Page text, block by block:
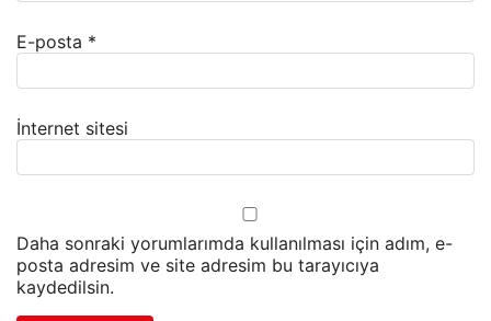
E-posta *
İnternet sitesi
Daha sonraki yorumlarımda kullanılması için adım, e-
posta adresim ve site adresim bu tarayıcıya
kaydedilsin.